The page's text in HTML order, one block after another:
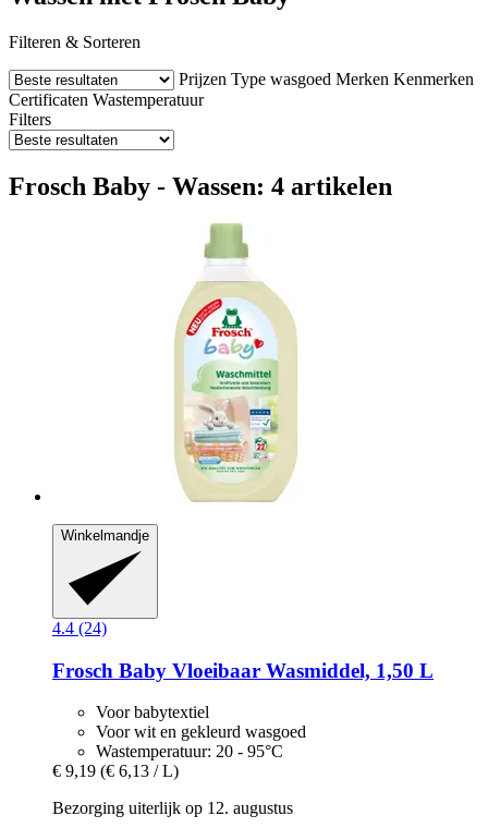
Filteren & Sorteren
Prijzen Type wasgoed Merken Kenmerken
Certificaten Wastemperatuur
Filters
Frosch Baby - Wassen: 4 artikelen
Winkelmandje
4.4 (24)
Frosch Baby Vloeibaar Wasmiddel, 1,50 L
Voor babytextiel
Voor wit en gekleurd wasgoed
Wastemperatuur: 20 - 95°C
€ 9,19 (€ 6,13 / L)
Bezorging uiterlijk op 12. augustus